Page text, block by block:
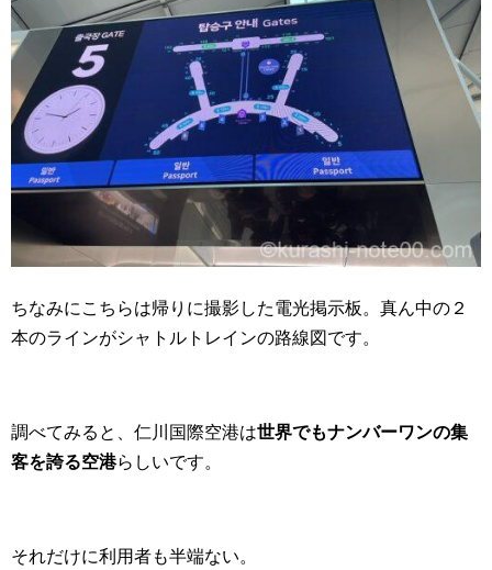
ちなみにこちらは帰りに撮影した電光掲示板。真ん中の２
本のラインがシャトルトレインの路線図です。
調べてみると、仁川国際空港は世界でもナンバーワンの集
客を誇る空港らしいです。
それだけに利用者も半端ない。